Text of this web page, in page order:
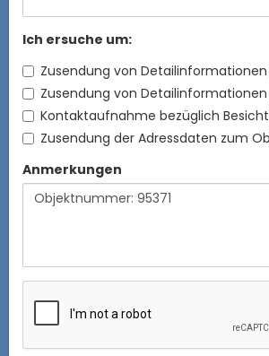
Ich ersuche um:
Zusendung von Detailinformationen
Zusendung von Detailinformationen
Kontaktaufnahme bezüglich
Zusendung der Adressdaten zum
Anmerkungen